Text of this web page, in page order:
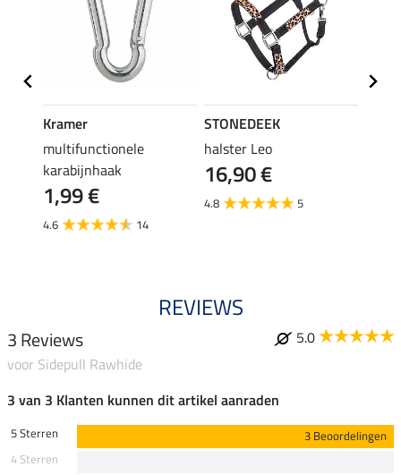
Kramer
multifunctionele
karabijnhaak
1,99 €
4.6 14
STONEDEEK
halster Leo
16,90 €
4.8 5
REVIEWS
3 Reviews
5.0
voor Sidepull Rawhide
3 van 3 Klanten kunnen dit artikel aanraden
5 Sterren
3 Beoordelingen
4 Sterren